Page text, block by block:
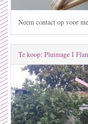
Neem contact op voor
Te koop: Pluimage I